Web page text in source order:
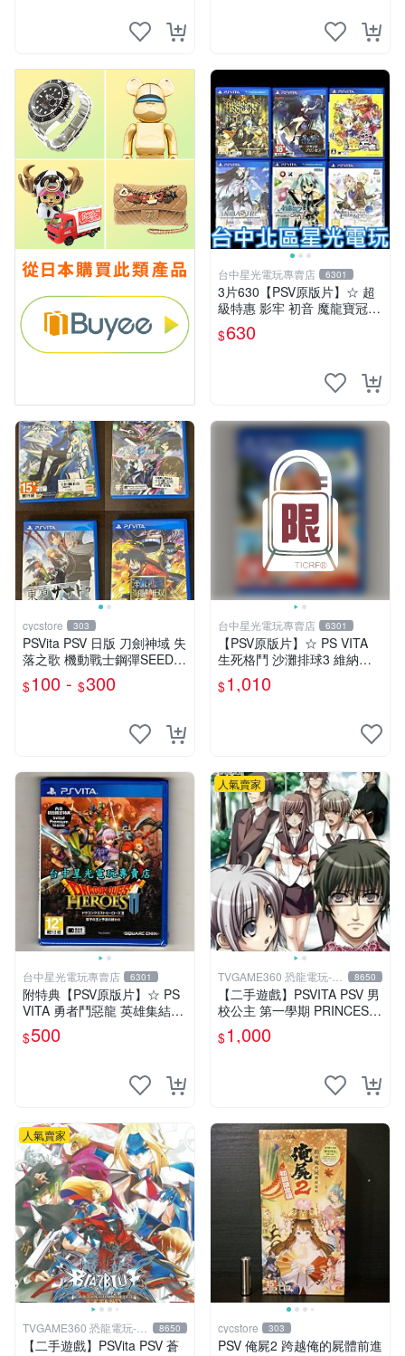
台中星光電玩專賣店 6301
3片630【PSV原版片】☆ 超
級特惠 影牢 初音 魔龍寶冠
鍊金工房 ☆中古二手商品
【星光】
$630
cycstore 303
PSVita PSV 日版 刀劍神域 失
落之歌 機動戰士鋼彈SEED
東京幻都 海賊無雙3 經典熱
血動作 RPG
$100 - $300
台中星光電玩專賣店 6301
【PSV原版片】☆ PS VITA
生死格鬥 沙灘排球3 維納斯
☆中文版全新品【含初回封入
特典】台中星光電玩
$1,010
台中星光電玩專賣店 6301
附特典【PSV原版片】☆ PS
VITA 勇者鬥惡龍 英雄集結2
雙子之王與預言的終結 ☆日
文版全新品【台中星光電玩】
$500
人氣賣家
TVGAME360 恐龍電玩-台
中店
8650
【二手遊戲】PSVITA PSV 男
校公主 第一學期 PRINCESS
DAYS 日文版【台中恐龍電
玩】
$1,000
人氣賣家
TVGAME360 恐龍電玩-台
中店
8650
【二手遊戲】PSVita PSV 蒼
cycstore 303
PSV 俺屍2 跨越俺的屍體前進